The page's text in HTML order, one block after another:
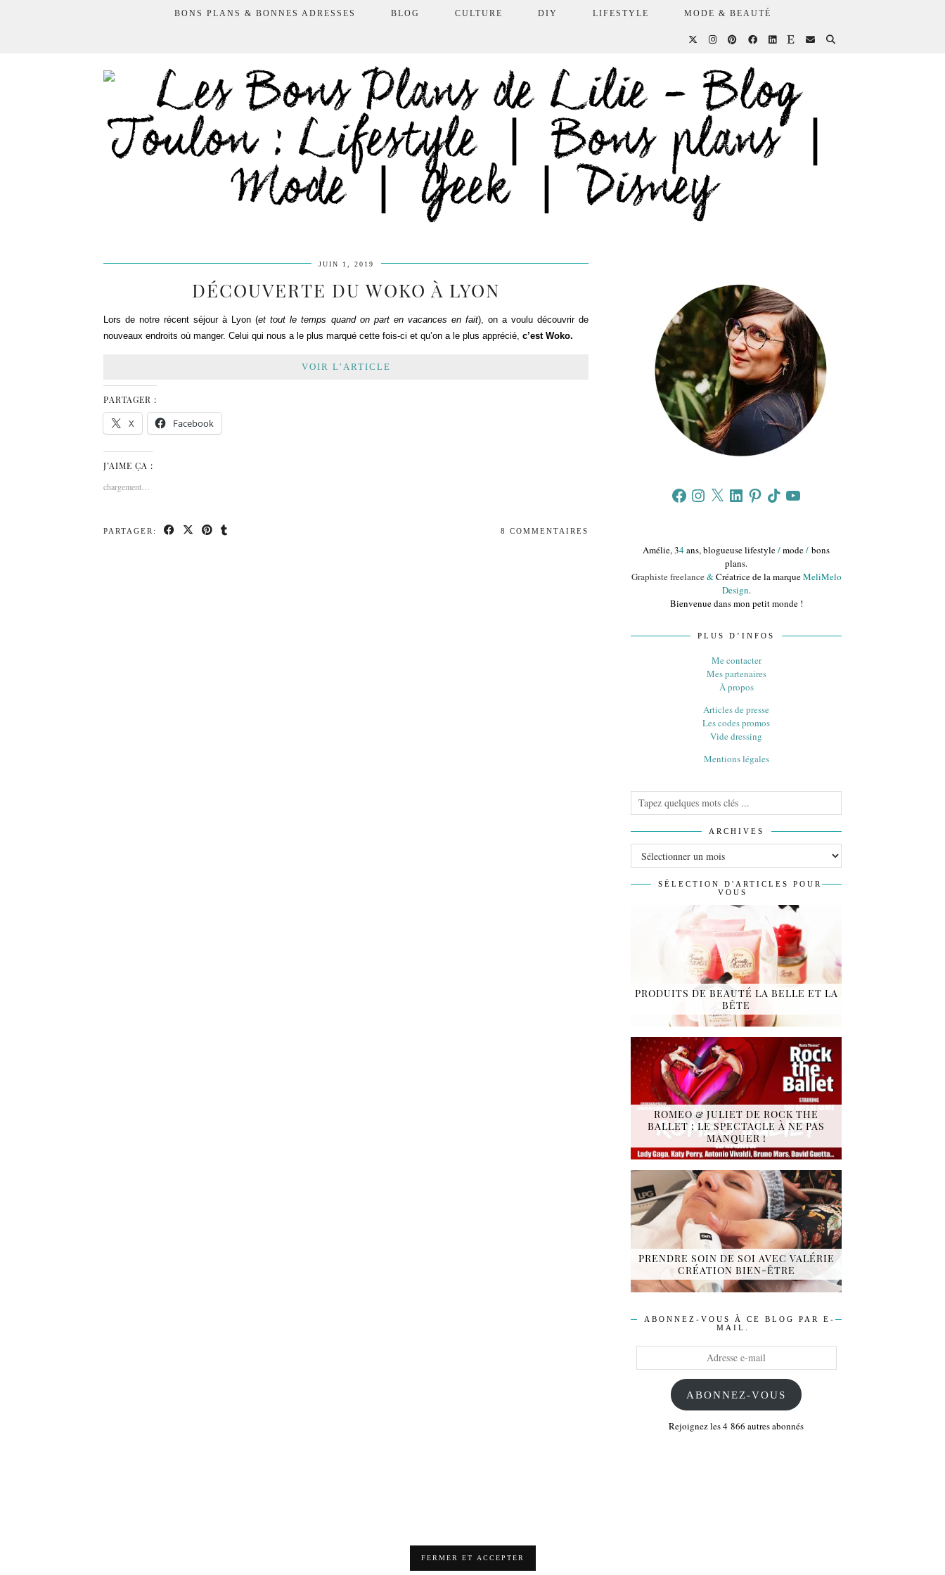
BONS PLANS & BONNES ADRESSES BLOG CULTURE DIY LIFESTYLE MODE & BEAUTÉ
JUIN 1, 2019
DÉCOUVERTE DU WOKO À LYON
Lors de notre récent séjour à Lyon (et tout le temps quand on part en vacances en fait), on a voulu découvrir de
nouveaux endroits où manger. Celui qui nous a le plus marqué cette fois-ci et qu’on a le plus apprécié, c’est Woko.
VOIR L’ARTICLE
PARTAGER :
X Facebook
J’AIME ÇA :
chargement…
PARTAGER: 8 COMMENTAIRES
FacebookInstagram
X LinkedInPinterestTikTokYouTube
Amélie, 34ans, blogueuse lifestyle/mode/ bons
plans.
Graphiste freelance&Créatrice de la marqueMeliMelo
Design.
Bienvenue dans mon petit monde !
PLUS D’INFOS
Me contacter
Mes partenaires
À propos
Articles de presse
Les codes promos
Vide dressing
Mentions légales
ARCHIVES
SÉLECTION D'ARTICLES POUR
VOUS
PRODUITS DE BEAUTÉ LA BELLE ET LA
BÊTE
ROMEO & JULIET DE ROCK THE
BALLET : LE SPECTACLE À NE PAS
MANQUER !
PRENDRE SOIN DE SOI AVEC VALÉRIE
CRÉATION BIEN-ÊTRE
ABONNEZ-VOUS À CE BLOG PAR E-
MAIL.
ABONNEZ-VOUS
Rejoignez les 4 866 autres abonnés